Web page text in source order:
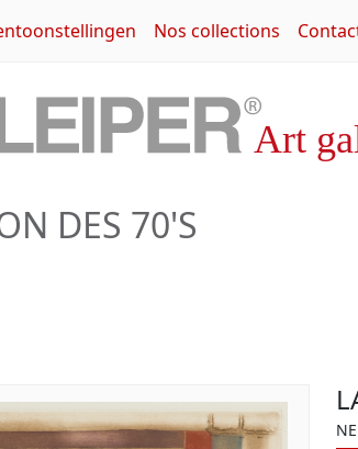
Nos collections
DES 70'S